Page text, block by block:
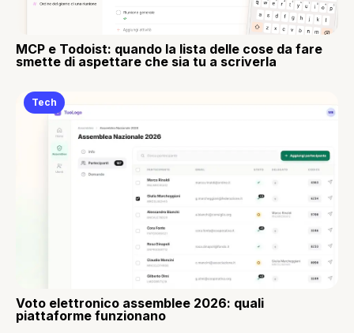
MCP e Todoist: quando la lista delle cose da fare
smette di aspettare che sia tu a scriverla
Tech
Voto elettronico assemblee 2026: quali
piattaforme funzionano